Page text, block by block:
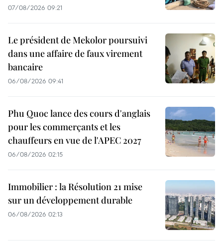
07/08/2026 09:21
Le président de Mekolor poursuivi
dans une affaire de faux virement
bancaire
06/08/2026 09:41
Phu Quoc lance des cours d'anglais
pour les commerçants et les
chauffeurs en vue de l'APEC 2027
06/08/2026 02:15
Immobilier : la Résolution 21 mise
sur un développement durable
06/08/2026 02:13